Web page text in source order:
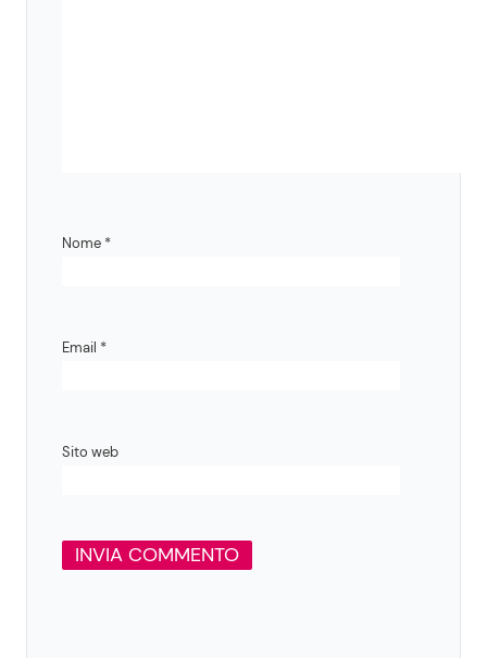
Nome *
Email *
Sito web